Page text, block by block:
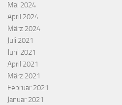
Mai 2024
April 2024
März 2024
Juli 2021
Juni 2021
April 2021
März 2021
Februar 2021
Januar 2021